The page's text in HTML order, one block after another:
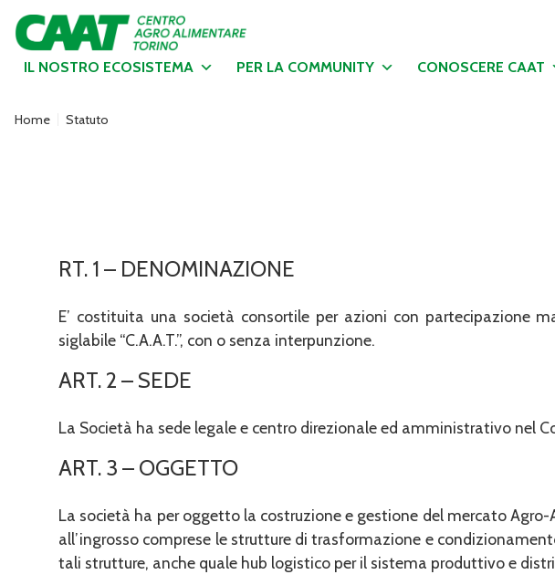
IL NOSTRO ECOSISTEMA PER LA COMMUNITY CONOSCERE CAAT
Home Statuto
RT. 1 – DENOMINAZIONE
E’ costituita una società consortile per azioni con partecipazione
siglabile “C.A.A.T.”, con o senza interpunzione.
ART. 2 – SEDE
La Società ha sede legale e centro direzionale ed amministrativo nel
ART. 3 – OGGETTO
La società ha per oggetto la costruzione e gestione del mercato
all’ingrosso comprese le strutture di trasformazione e
tali strut­ture, anche quale hub logistico per il sistema produttivo e